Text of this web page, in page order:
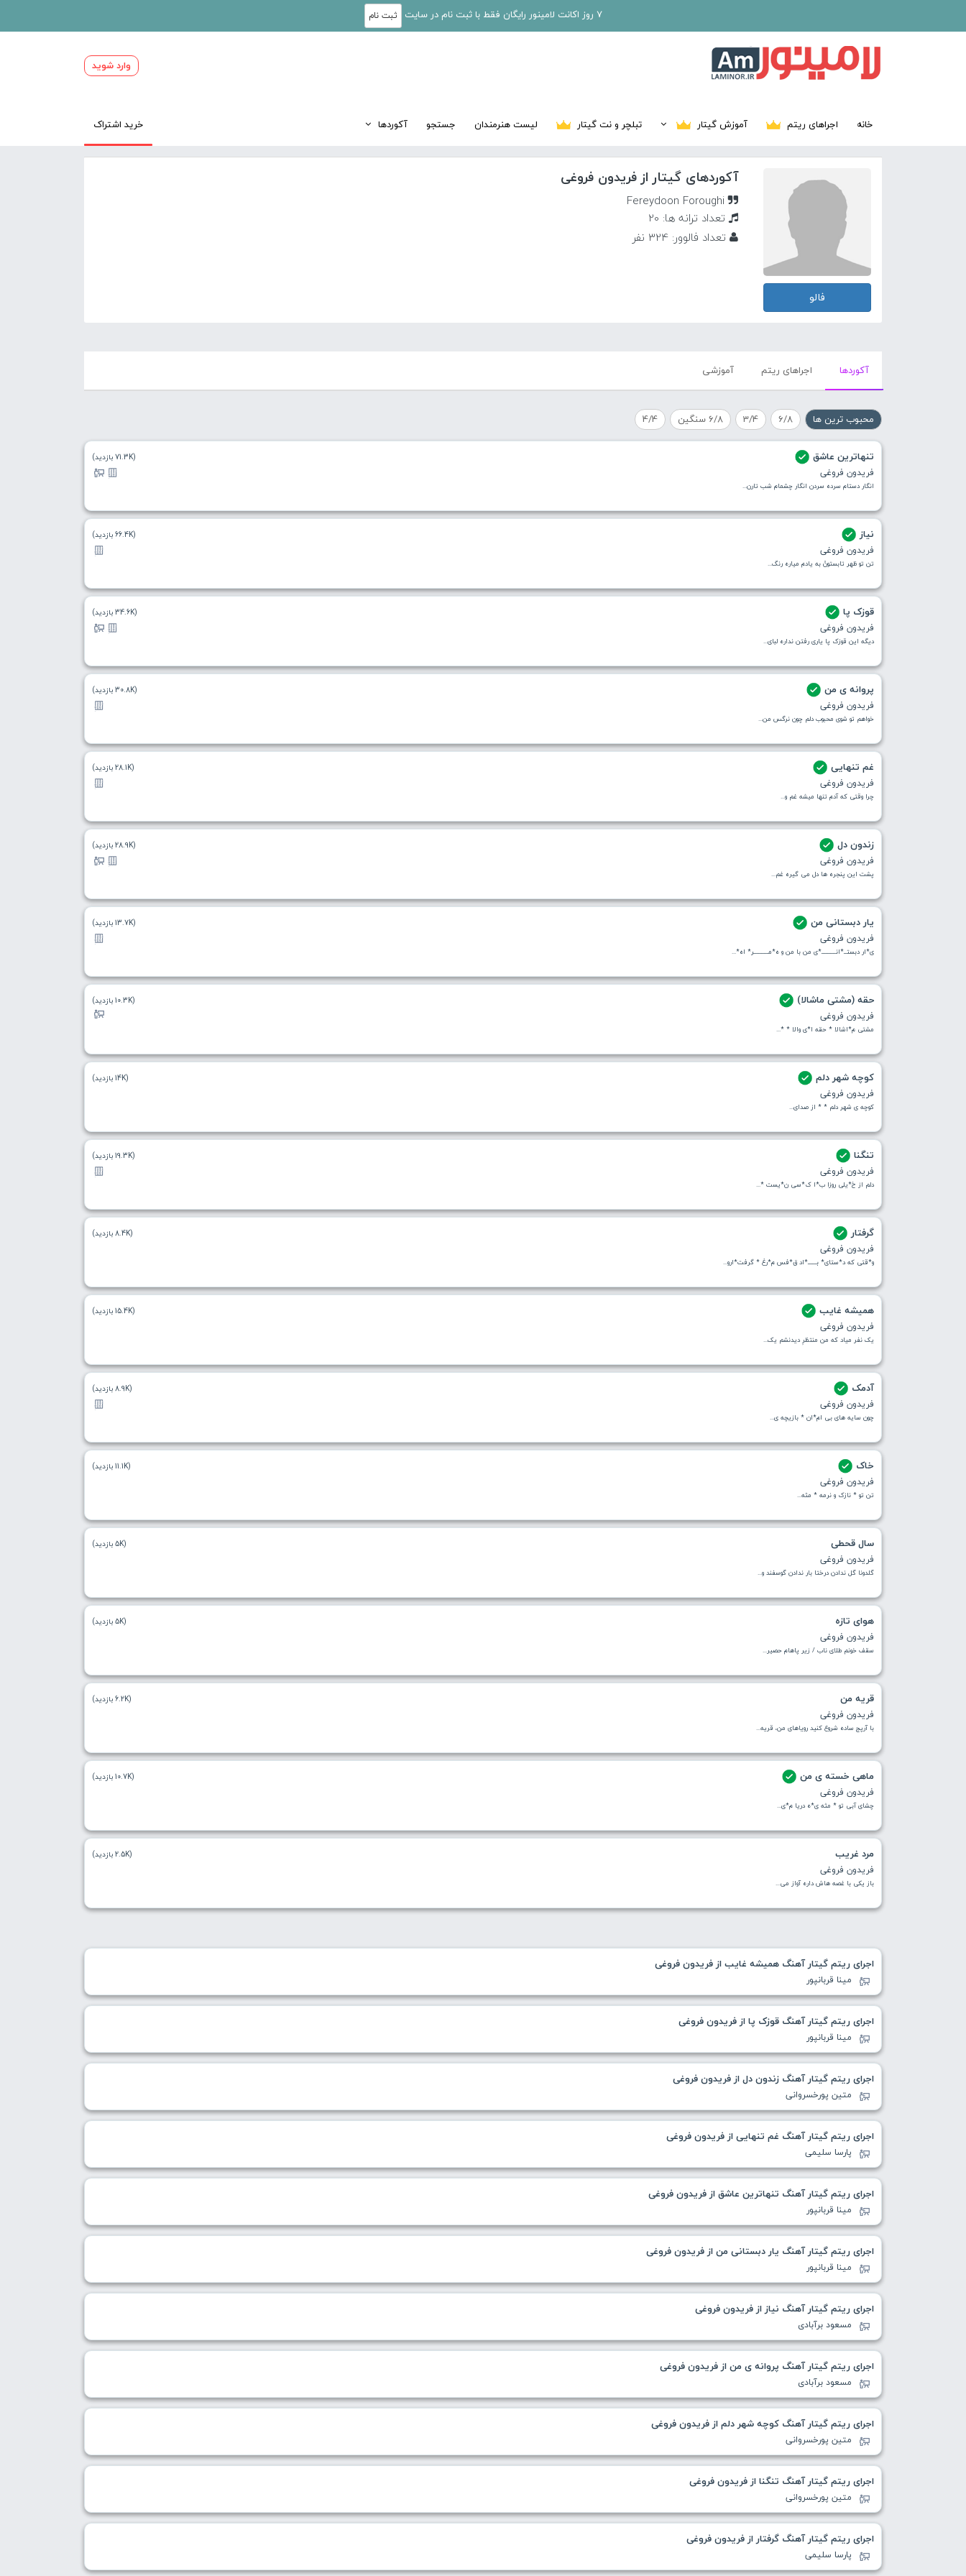
7 روز اکانت لامینور رایگان فقط با ثبت نام در سایت ثبت نام
وارد شوید
خانه اجراهای ریتم آموزش گیتار تبلچر و نت گیتار لیست هنرمندان جستجو آکوردها خرید اشتراک
فالو
آکوردهای گیتار از فریدون فروغی
Fereydoon Foroughi
تعداد ترانه ها: 20
تعداد فالوور: 324 نفر
آکورد‌ها اجراهای ریتم آموزشی
محبوب ترین ها 6/8
3/4 6/8 سنگین 4/4
تنهاترین عاشق
فریدون فروغی
انگار دستام سرده سردن انگار چشمام شب تارن...
(71.3K بازدید)
نیاز
فریدون فروغی
تن تو ظهر تابستونُ به یادم میاره رنگ...
(66.4K بازدید)
قوزک پا
فریدون فروغی
دیگه این قوزک پا یاری رفتن نداره لبای...
(34.6K بازدید)
پروانه ی من
فریدون فروغی
خواهم تو شوی محبوب دلم چون نرگس من...
(30.8K بازدید)
غم تنهایی
فریدون فروغی
چرا وقتی که آدم تنها میشه غم و...
(28.1K بازدید)
زندون دل
فریدون فروغی
پشت این پنجره ها دل می گیره غم...
(28.9K بازدید)
یار دبستانی من
فریدون فروغی
ی*ار دبستــ*انــــــــــ*ی من با من و ه*مــــــــــر* اه*...
(13.7K بازدید)
حقه (مشتی ماشالا)
فریدون فروغی
مشتی م*اشالا * حقه ا*ی والا * *...
(10.3K بازدید)
کوچه شهر دلم
فریدون فروغی
کوچه ی شهر دلم * * از صدای...
(14K بازدید)
تنگنا
فریدون فروغی
دلم از خ*یلی روزا ب*ا ک*سی ن*یست *...
(19.3K بازدید)
گرفتار
فریدون فروغی
و*قتی که د*ستای* بــــــ*اد ق*فس م*رغ * گرفت*ارو...
(8.4K بازدید)
همیشه غایب
فریدون فروغی
یک نفر میاد که من منتظرِ دیدنشم یک...
(15.4K بازدید)
آدمک
فریدون فروغی
چون سایه های بی ام*ان * بازیچه ی...
(8.9K بازدید)
خاک
فریدون فروغی
تن تو * نازک و نرمه * مثه...
(11.1K بازدید)
سال قحطی
فریدون فروغی
گلدونا گل ندادن درختا بار ندادن گوسفند و...
(5K بازدید)
هوای تازه
فریدون فروغی
سقف خونم طلای ناب / زیر پاهام حصیر...
(5K بازدید)
قریه من
فریدون فروغی
با آرپج ساده شروع کنید رویاهای من، قریه...
(6.2K بازدید)
ماهی خسته ی من
فریدون فروغی
چشای آبی تو * مثه ی*ه دریا م*ی...
(10.7K بازدید)
مرد غریب
فریدون فروغی
باز یکی با غصه هاش داره آواز می...
(2.5K بازدید)
اجرای ریتم گیتار آهنگ همیشه غایب از فریدون فروغی
مینا قربانپور
اجرای ریتم گیتار آهنگ قوزک پا از فریدون فروغی
مینا قربانپور
اجرای ریتم گیتار آهنگ زندون دل از فریدون فروغی
متین پورخسروانی
اجرای ریتم گیتار آهنگ غم تنهایی از فریدون فروغی
پارسا سلیمی
اجرای ریتم گیتار آهنگ تنهاترین عاشق از فریدون فروغی
مینا قربانپور
اجرای ریتم گیتار آهنگ یار دبستانی من از فریدون فروغی
مینا قربانپور
اجرای ریتم گیتار آهنگ نیاز از فریدون فروغی
مسعود برآبادی
اجرای ریتم گیتار آهنگ پروانه ی من از فریدون فروغی
مسعود برآبادی
اجرای ریتم گیتار آهنگ کوچه شهر دلم از فریدون فروغی
متین پورخسروانی
اجرای ریتم گیتار آهنگ تنگنا از فریدون فروغی
متین پورخسروانی
اجرای ریتم گیتار آهنگ گرفتار از فریدون فروغی
پارسا سلیمی